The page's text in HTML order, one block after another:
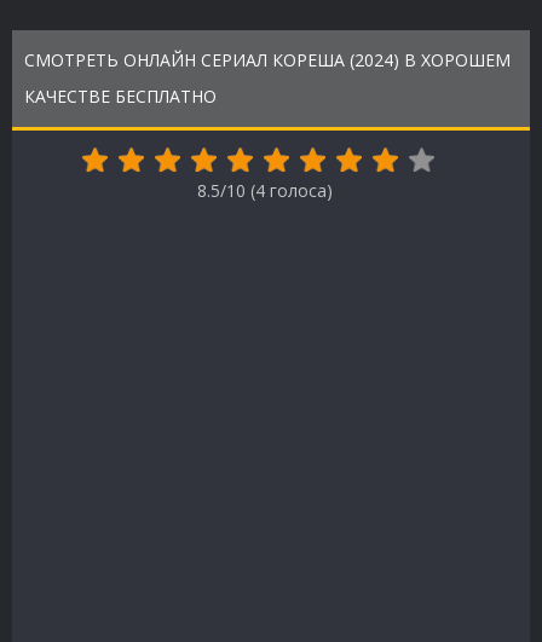
СМОТРЕТЬ ОНЛАЙН СЕРИАЛ КОРЕША (2024) В ХОРОШЕМ
КАЧЕСТВЕ БЕСПЛАТНО
8.5/10 (4 голоса)